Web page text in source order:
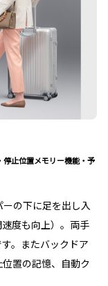
止位置メモリー機能・予
の下に足を出し入
度も向上）。両手
。またバックドア
置の記憶、自動ク